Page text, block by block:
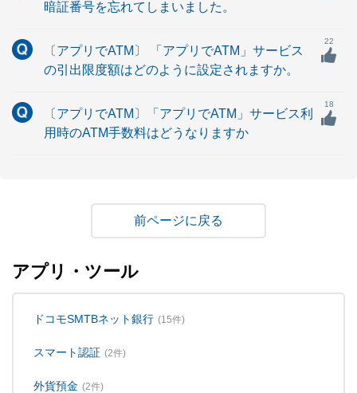
暗証番号を忘れてしまいました。
〔アプリでATM〕 「アプリでATM」サービス
の引出限度額はどのように設定されますか。
22
〔アプリでATM〕「アプリでATM」サービス利
用時のATM手数料はどうなりますか
18
戻る
アプリ・ツール
ドコモSMTBネット銀行 (15件)
スマート認証 (2件)
外貨預金 (2件)